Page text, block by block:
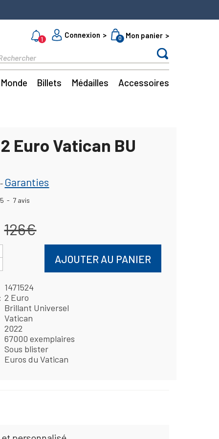
1
Connexion 0 Mon panier
Monde Billets Médailles Accessoires
Euro Vatican BU
Garanties
5 - 7 avis
126€
AJOUTER AU PANIER
1471524
2 Euro
Brillant Universel
Vatican
2022
67000 exemplaires
Sous blister
Euros du Vatican